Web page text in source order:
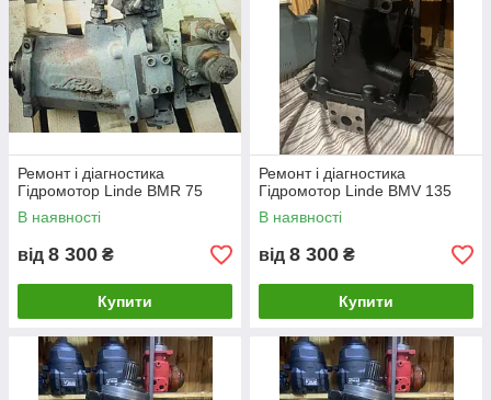
Ремонт і діагностика
Гідромотор Linde BMR 75
В наявності
від 8 300 ₴
Купити
Ремонт і діагностика
Гідромотор Linde BMV 135
В наявності
від 8 300 ₴
Купити